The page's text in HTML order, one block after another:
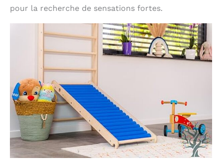
pour la recherche de sensations fortes.